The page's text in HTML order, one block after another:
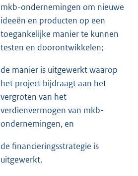
mkb-ondernemingen om nieuwe
ideeën en producten op een
toegankelijke manier te kunnen
testen en doorontwikkelen;
de manier is uitgewerkt waarop
het project bijdraagt aan het
vergroten van het
verdienvermogen van mkb-
ondernemingen, en
de financieringsstrategie is
uitgewerkt.